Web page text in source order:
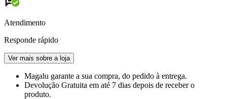
Atendimento
Responde rápido
Ver mais sobre a loja
Magalu garante a sua compra, do pedido à entrega.
Devolução Gratuita em até 7 dias depois de receber o
produto.